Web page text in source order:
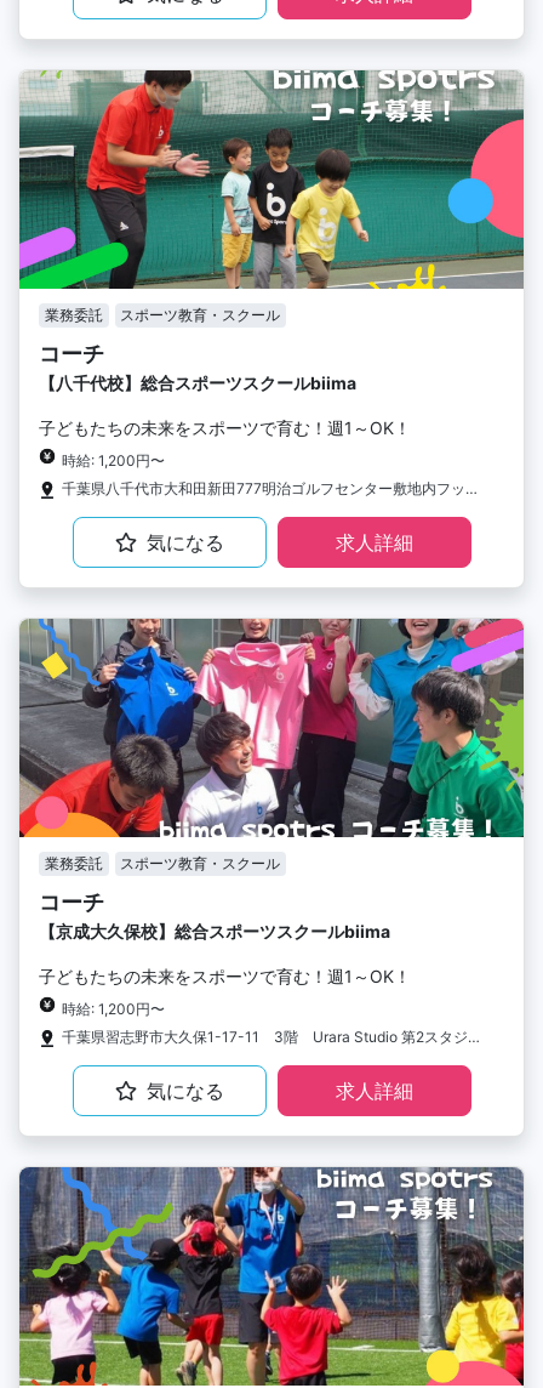
業務委託 スポーツ教育・スクール
コーチ
【八千代校】総合スポーツスクールbiima
子どもたちの未来をスポーツで育む！週1～OK！
時給: 1,200円〜
千葉県八千代市大和田新田777明治ゴルフセンター敷地内フットサル場
気になる 求人詳細
業務委託 スポーツ教育・スクール
コーチ
【京成大久保校】総合スポーツスクールbiima
子どもたちの未来をスポーツで育む！週1～OK！
時給: 1,200円〜
千葉県習志野市大久保1-17-11 3階 Urara Studio 第2スタジオ
気になる 求人詳細